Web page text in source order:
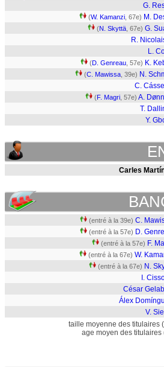
G.
(W. Kamanzi , 67e) M.
(N. Skyttä , 67e) G.
R.
L.
(D. Genreau , 57e) K.
(C. Mawissa , 39e) N.
C.
(F. Magri , 57e) A.
T.
Y.
Carles
(entré à la 39e) C.
(entré à la 57e) D.
(entré à la 57e) F.
(entré à la 67e) W.
(entré à la 67e) N.
I.
César
Álex
V.
taille moyenne des titulaires
age moyen des titulaires